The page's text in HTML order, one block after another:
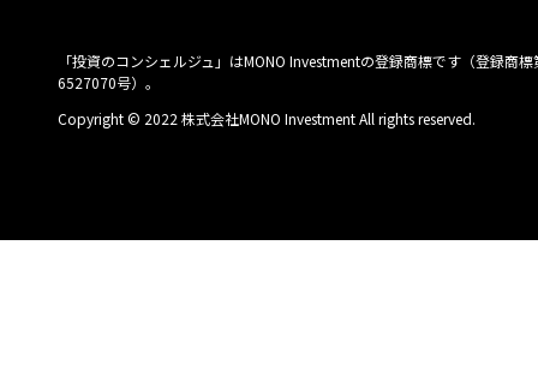
「投資のコンシェルジュ」はMONO Investmentの登録商標です（登録商標
6527070号）。
Copyright © 2022 株式会社MONO Investment All rights reserved.